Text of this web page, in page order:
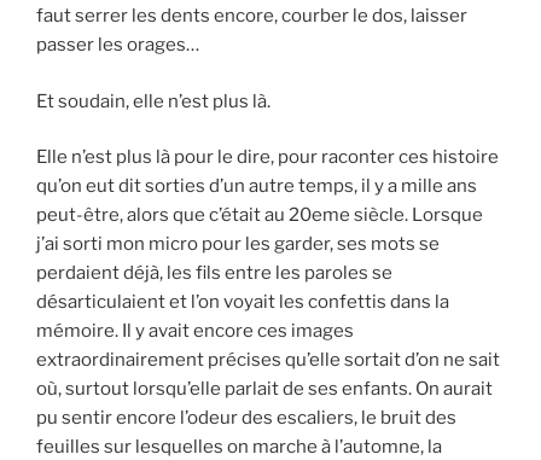
faut serrer les dents encore, courber le dos, laisser
passer les orages…
Et soudain, elle n’est plus là.
Elle n’est plus là pour le dire, pour raconter ces histoire
qu’on eut dit sorties d’un autre temps, il y a mille ans
peut-être, alors que c’était au 20eme siècle. Lorsque
j’ai sorti mon micro pour les garder, ses mots se
perdaient déjà, les fils entre les paroles se
désarticulaient et l’on voyait les confettis dans la
mémoire. Il y avait encore ces images
extraordinairement précises qu’elle sortait d’on ne sait
où, surtout lorsqu’elle parlait de ses enfants. On aurait
pu sentir encore l’odeur des escaliers, le bruit des
feuilles sur lesquelles on marche à l’automne, la